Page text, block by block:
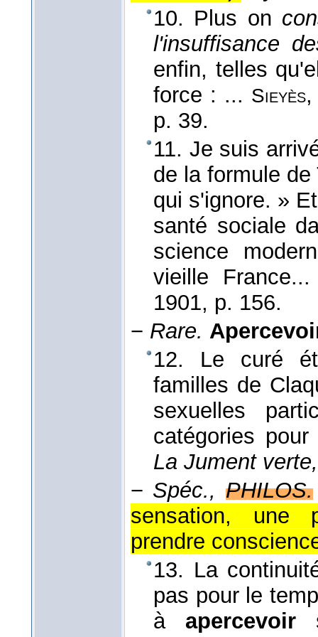
10. Plus on
l'insuffisance
enfin, telles
force : ... Sieyès
p. 39.
11. Je suis
de la formule
qui s'ignore. »
santé sociale
science
vieille
1901, p. 156.
− Rare.
12. Le curé
familles de
sexuelles
catégories
La Jument verte,
− Spéc., PHILOS.
sensation, une
prendre
13. La
pas pour le
à apercevoir